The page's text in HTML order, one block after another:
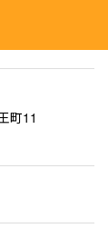
町11